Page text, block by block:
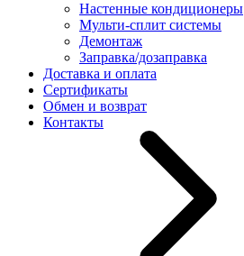
Настенные кондиционеры
Мульти-сплит системы
Демонтаж
Заправка/дозаправка
Доставка и оплата
Сертификаты
Обмен и возврат
Контакты